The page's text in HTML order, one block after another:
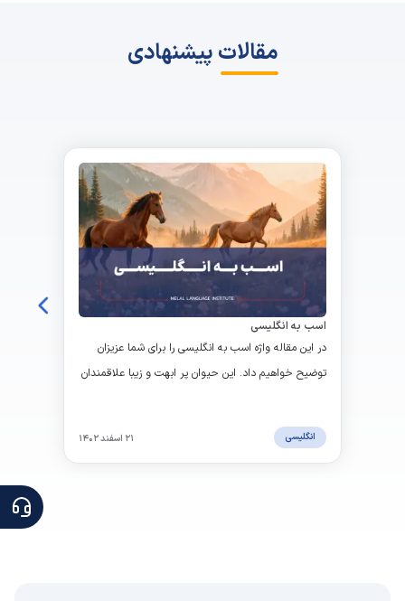
مقالات پیشنهادی
اسب به انگلیسی
در این مقاله واژه اسب به انگلیسی را برای شما عزیزان
توضیح خواهیم داد. این حیوان پر ابهت و زیبا علاقمندان
می نماید.
انگلیسی ۲۱ اسفند ۱۴۰۲